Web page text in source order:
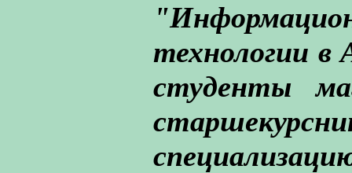
технологии
студенты